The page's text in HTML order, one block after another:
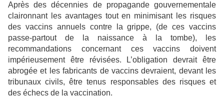
Après des décennies de propagande gouvernementale
claironnant les avantages tout en minimisant les risques
des vaccins annuels contre la grippe, (de ces vaccins
passe-partout de la naissance à la tombe), les
recommandations concernant ces vaccins doivent
impérieusement être révisées. L’obligation devrait être
abrogée et les fabricants de vaccins devraient, devant les
tribunaux civils, être tenus responsables des risques et
des échecs de la vaccination.